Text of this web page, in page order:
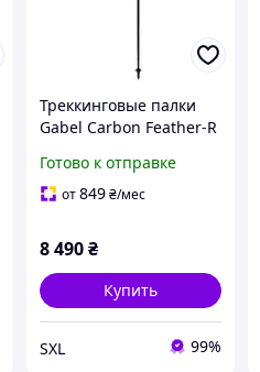
Треккинговые палки
Gabel Carbon Feather-R
см для треккинга
альпинизма и
походов
Готово к отправке
от849 ₴/мес
8 490 ₴
Купить
SXL 99%